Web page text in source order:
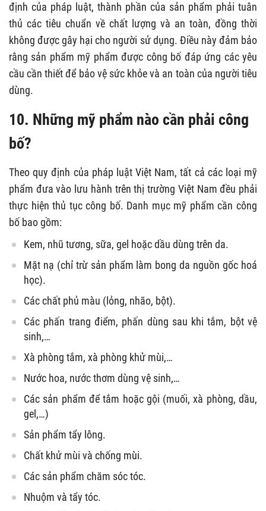
định của pháp luật, thành phần của sản phẩm phải tuân
thủ các tiêu chuẩn về chất lượng và an toàn, đồng thời
không được gây hại cho người sử dụng. Điều này đảm bảo
rằng sản phẩm mỹ phẩm được công bố đáp ứng các yêu
cầu cần thiết để bảo vệ sức khỏe và an toàn của người tiêu
dùng.
10. Những mỹ phẩm nào cần phải công
bố?
Theo quy định của pháp luật Việt Nam, tất cả các loại mỹ
phẩm đưa vào lưu hành trên thị trường Việt Nam đều phải
thực hiện thủ tục công bố. Danh mục mỹ phẩm cần công
bố bao gồm:
Kem, nhũ tương, sữa, gel hoặc dầu dùng trên da.
Mặt nạ (chỉ trừ sản phẩm làm bong da nguồn gốc hoá
học).
Các chất phủ màu (lỏng, nhão, bột).
Các phấn trang điểm, phấn dùng sau khi tắm, bột vệ
sinh,…
Xà phòng tắm, xà phòng khử mùi,…
Nước hoa, nước thơm dùng vệ sinh,…
Các sản phẩm để tắm hoặc gội (muối, xà phòng, dầu,
gel,…)
Sản phẩm tẩy lông.
Chất khử mùi và chống mùi.
Các sản phẩm chăm sóc tóc.
Nhuộm và tẩy tóc.